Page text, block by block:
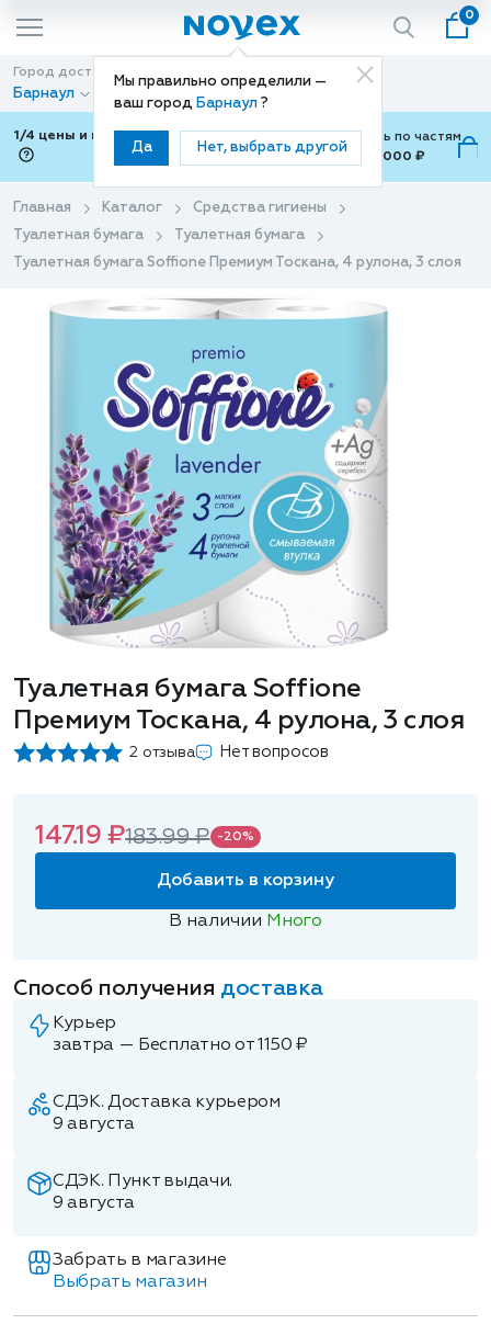
Мы правильно определили —
ваш город Барнаул ?
Да Нет, выбрать другой
0
Город доставки
Барнаул
Способ доставки
Доставка
1/4 цены и покупки ваши с Подели
Можно оплатить по частям
от 700 ₽ до 15,000 ₽
Главная Каталог
Средства гигиены
Туалетная бумага
Туалетная бумага
Туалетная бумага Soffione Премиум Тоскана, 4 рулона, 3 слоя
Туалетная бумага Soffione
Премиум Тоскана, 4 рулона, 3 слоя
2 отзыва Нет вопросов
147.19 ₽183.99 ₽ -20%
Добавить в корзину
В наличии Много
Способ получения доставка
Курьер
завтра — Бесплатно от 1150 ₽
СДЭК. Доставка курьером
9 августа
СДЭК. Пункт выдачи.
9 августа
Забрать в магазине
Выбрать магазин